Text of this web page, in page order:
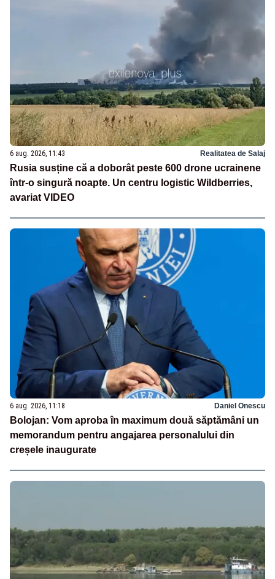
6 aug. 2026, 11:43 Realitatea de Salaj
Rusia susține că a doborât peste 600 drone ucrainene
într-o singură noapte. Un centru logistic Wildberries,
avariat VIDEO
6 aug. 2026, 11:18 Daniel Onescu
Bolojan: Vom aproba în maximum două săptămâni un
memorandum pentru angajarea personalului din
creșele inaugurate